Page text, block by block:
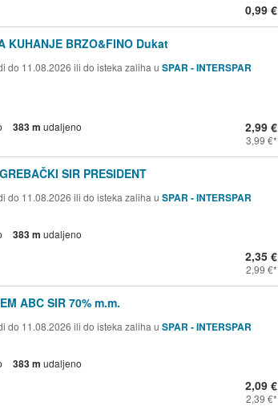
0,99 €
KUHANJE BRZO&FINO Dukat
do 11.08.2026 ili do isteka zaliha u SPAR - INTERSPAR
383 m udaljeno 2,99 €
3,99 €
SIR PRESIDENT
do 11.08.2026 ili do isteka zaliha u SPAR - INTERSPAR
383 m udaljeno
2,35 €
2,99 €
ABC SIR 70% m.m.
do 11.08.2026 ili do isteka zaliha u SPAR - INTERSPAR
383 m udaljeno
2,09 €
2,39 €